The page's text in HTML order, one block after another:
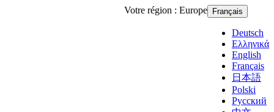
Français
Deutsch
Ελληνικά
English
Français
日本語
Polski
Русский
Votre région : Europe